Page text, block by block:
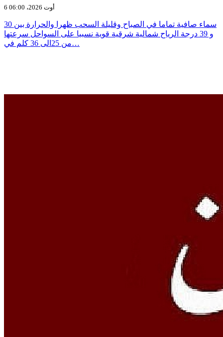
6 أوت 2026، 06:00
سماء صافية تماما في الصباح وقليلة السحب ظهرا والحرارة بين 30
و 39 درجة الرياح شمالية شرقية قوية نسبيا على السواحل سرعتها
من 25الى 36 كلم في…